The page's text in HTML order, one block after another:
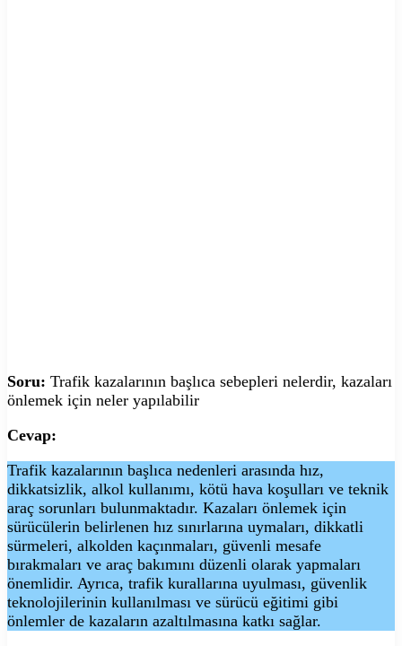
Soru: Trafik kazalarının başlıca sebepleri nelerdir, kazaları
önlemek için neler yapılabilir
Cevap:
Trafik kazalarının başlıca nedenleri arasında hız,
dikkatsizlik, alkol kullanımı, kötü hava koşulları ve teknik
araç sorunları bulunmaktadır. Kazaları önlemek için
sürücülerin belirlenen hız sınırlarına uymaları, dikkatli
sürmeleri, alkolden kaçınmaları, güvenli mesafe
bırakmaları ve araç bakımını düzenli olarak yapmaları
önemlidir. Ayrıca, trafik kurallarına uyulması, güvenlik
teknolojilerinin kullanılması ve sürücü eğitimi gibi
önlemler de kazaların azaltılmasına katkı sağlar.